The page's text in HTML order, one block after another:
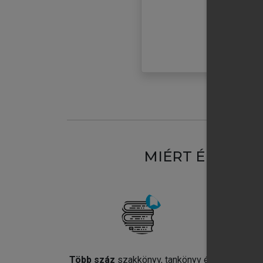
MIÉRT
Több száz szakkönyv, tankönyv és